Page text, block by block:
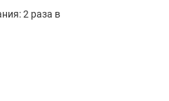
2 раза в